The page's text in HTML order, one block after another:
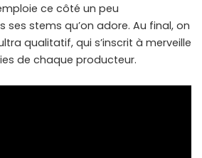
ce côté un peu
stems qu’on adore. Au final, on
qualitatif, qui s’inscrit à merveille
de chaque producteur.